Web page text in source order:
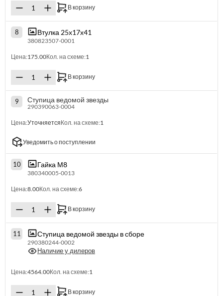
В корзину
8 Втулка 25х17х41
380823507-0001
Цена:175.00Кол. на схеме:1
В корзину
9 Ступица ведомой звезды
290390063-0004
Цена:УточняетсяКол. на схеме:1
Уведомить о поступлении
10 Гайка М8
380340005-0013
Цена:8.00Кол. на схеме:6
В корзину
11 Ступица ведомой звезды в сборе
290380244-0002
Наличие у дилеров
Цена:4564.00Кол. на схеме:1
В корзину